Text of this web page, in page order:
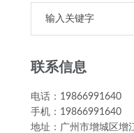
联系信息
电话：19866991640
手机：19866991640
地址：广州市增城区增